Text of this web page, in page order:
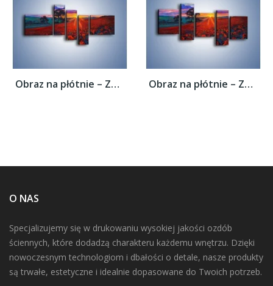
Obraz na płótnie – Zachód słońca nad... Obraz na płótnie – Zachód słońca nad...
O NAS
Specjalizujemy się w drukowaniu wysokiej jakości ozdób
ściennych, które dodadzą charakteru każdemu wnętrzu. Dzięki
nowoczesnym technologiom i dbałości o detale, nasze produkty
są trwałe, estetyczne i idealnie dopasowane do Twoich potrzeb.